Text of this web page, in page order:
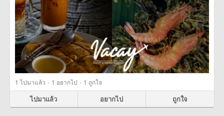
1 ไปมาแล้ว · 1 อยากไป · 1 ถูกใจ
ไปมาแล้ว อยากไป ถูกใจ